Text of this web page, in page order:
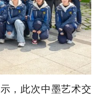
，此次中墨艺术交